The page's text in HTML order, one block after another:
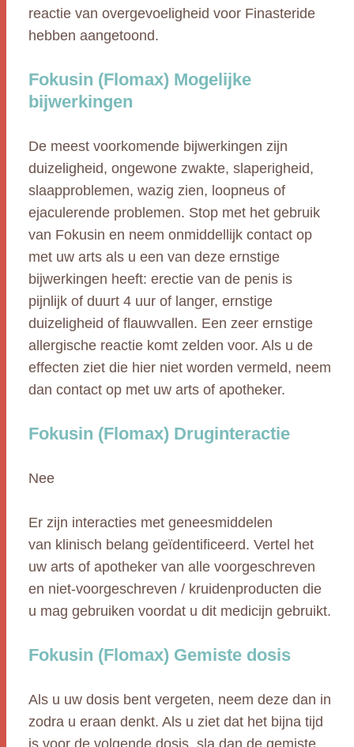
reactie van overgevoeligheid voor Finasteride
hebben aangetoond.
Fokusin (Flomax) Mogelijke
bijwerkingen
De meest voorkomende bijwerkingen zijn
duizeligheid, ongewone zwakte, slaperigheid,
slaapproblemen, wazig zien, loopneus of
ejaculerende problemen. Stop met het gebruik
van Fokusin en neem onmiddellijk contact op
met uw arts als u een van deze ernstige
bijwerkingen heeft: erectie van de penis is
pijnlijk of duurt 4 uur of langer, ernstige
duizeligheid of flauwvallen. Een zeer ernstige
allergische reactie komt zelden voor. Als u de
effecten ziet die hier niet worden vermeld, neem
dan contact op met uw arts of apotheker.
Fokusin (Flomax) Druginteractie
Nee
Er zijn interacties met geneesmiddelen
van klinisch belang geïdentificeerd. Vertel het
uw arts of apotheker van alle voorgeschreven
en niet-voorgeschreven / kruidenproducten die
u mag gebruiken voordat u dit medicijn gebruikt.
Fokusin (Flomax) Gemiste dosis
Als u uw dosis bent vergeten, neem deze dan in
zodra u eraan denkt. Als u ziet dat het bijna tijd
is voor de volgende dosis, sla dan de gemiste